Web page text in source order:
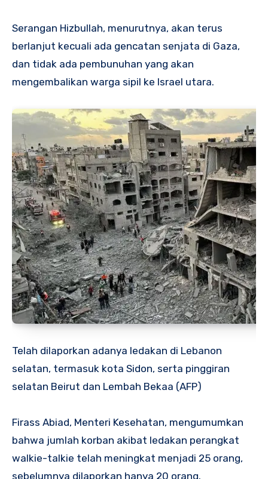
Serangan Hizbullah, menurutnya, akan terus
berlanjut kecuali ada gencatan senjata di Gaza,
dan tidak ada pembunuhan yang akan
mengembalikan warga sipil ke Israel utara.
Telah dilaporkan adanya ledakan di Lebanon
selatan, termasuk kota Sidon, serta pinggiran
selatan Beirut dan Lembah Bekaa (AFP)
Firass Abiad, Menteri Kesehatan, mengumumkan
bahwa jumlah korban akibat ledakan perangkat
walkie-talkie telah meningkat menjadi 25 orang,
sebelumnya dilaporkan hanya 20 orang.